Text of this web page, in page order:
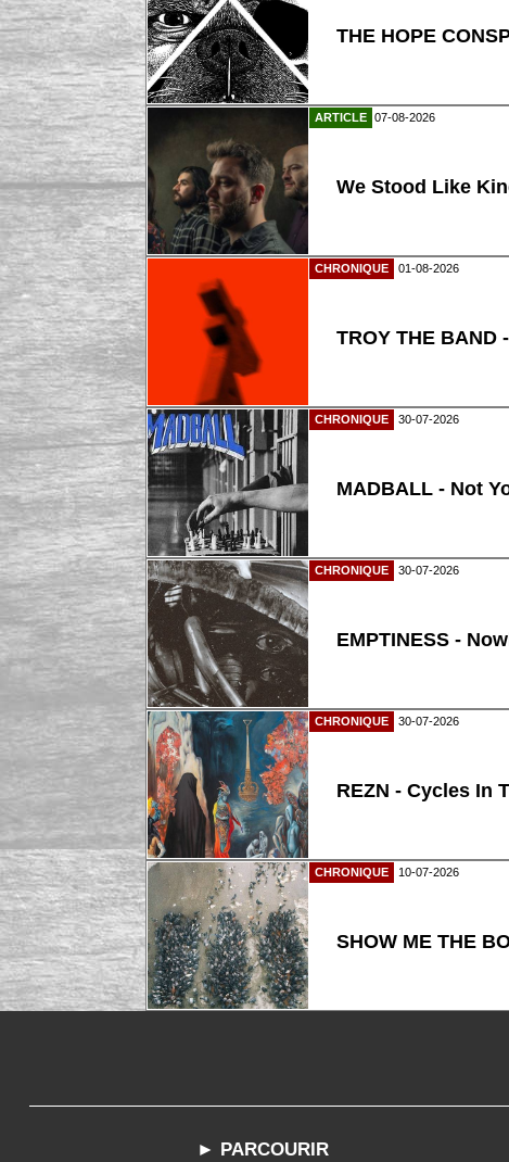
THE HOPE
ARTICLE 07-08-2026
We Stood Like
CHRONIQUE 01-08-2026
TROY THE BAND
CHRONIQUE 30-07-2026
MADBALL - Not
CHRONIQUE 30-07-2026
EMPTINESS -
CHRONIQUE 30-07-2026
REZN - Cycles In
CHRONIQUE 10-07-2026
SHOW ME THE
► PARCOURIR